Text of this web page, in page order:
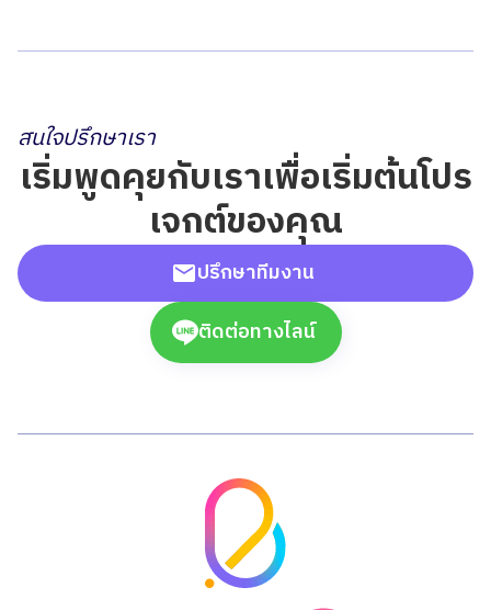
สนใจปรึกษาเรา
เริ่มพูดคุยกับเราเพื่อเริ่มต้นโปร
เจกต์ของคุณ
ปรึกษาทีมงาน
ติดต่อทางไลน์